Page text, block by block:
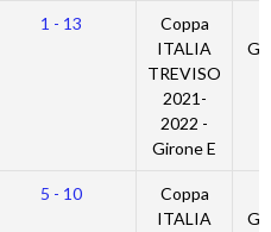
1 - 13
Coppa
ITALIA
TREVISO
2021-
2022 -
Girone E
5 - 10
Coppa
ITALIA